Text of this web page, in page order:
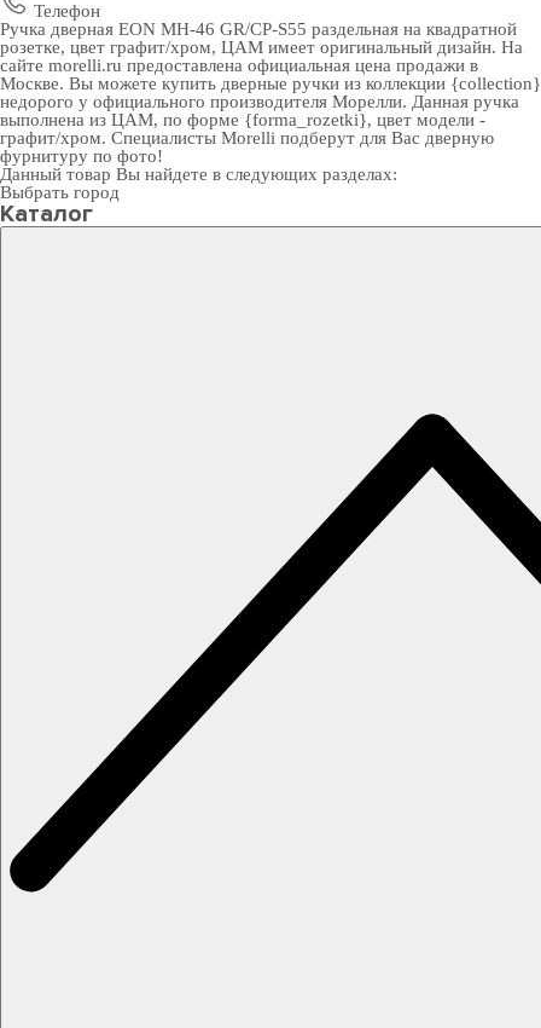
Телефон
Ручка дверная EON MH-46 GR/CP-S55 раздельная на квадратной
розетке, цвет графит/хром, ЦАМ имеет оригинальный дизайн. На
сайте morelli.ru предоставлена официальная цена продажи в
Москве. Вы можете купить дверные ручки из коллекции {collection}
недорого у официального производителя Морелли. Данная ручка
выполнена из ЦАМ, по форме {forma_rozetki}, цвет модели -
графит/хром. Специалисты Morelli подберут для Вас дверную
фурнитуру по фото!
Данный товар Вы найдете в следующих разделах:
Выбрать город
Каталог